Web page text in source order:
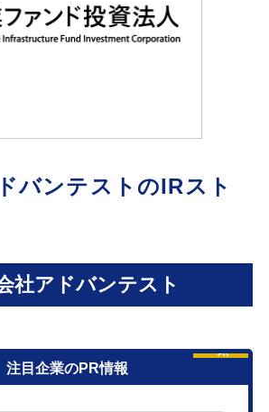
バンテストのIRスト
社アドバンテスト
注目企業のPR情報
PR